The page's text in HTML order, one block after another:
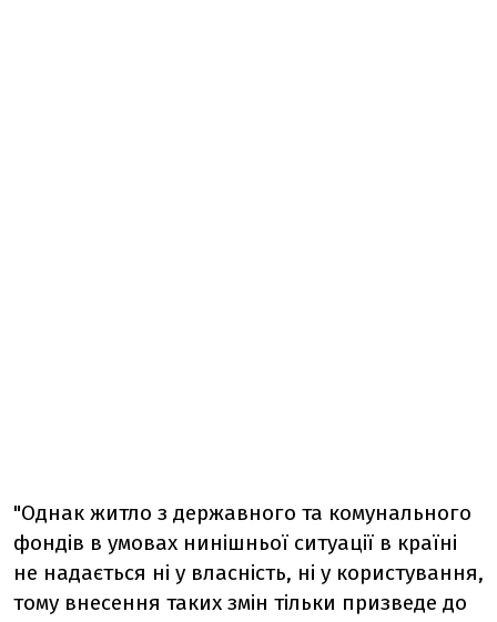
"Однак житло з державного та комунального
фондів в умовах нинішньої ситуації в країні
не надається ні у власність, ні у користування,
тому внесення таких змін тільки призведе до